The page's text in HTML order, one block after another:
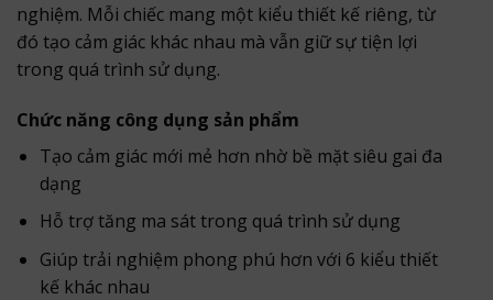
nghiệm. Mỗi chiếc mang một kiểu thiết kế riêng, từ
đó tạo cảm giác khác nhau mà vẫn giữ sự tiện lợi
trong quá trình sử dụng.
Chức năng công dụng sản phẩm
Tạo cảm giác mới mẻ hơn nhờ bề mặt siêu gai đa
dạng
Hỗ trợ tăng ma sát trong quá trình sử dụng
Giúp trải nghiệm phong phú hơn với 6 kiểu thiết
kế khác nhau